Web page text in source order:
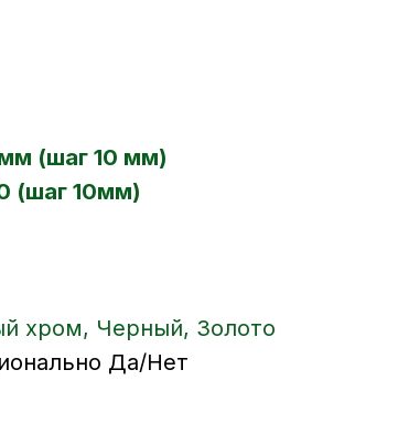
(шаг 10 мм)
(шаг 10мм)
хром, Черный, Золото
Да/Нет